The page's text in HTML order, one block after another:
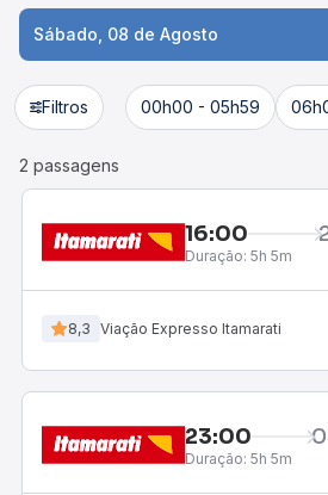
Sábado, 08 de Agosto
Filtros 00h00 - 05h59
2 passagens
16:00
Duração: 5h 5m
8,3 Viação Expresso Itamarati
23:00
Duração: 5h 5m